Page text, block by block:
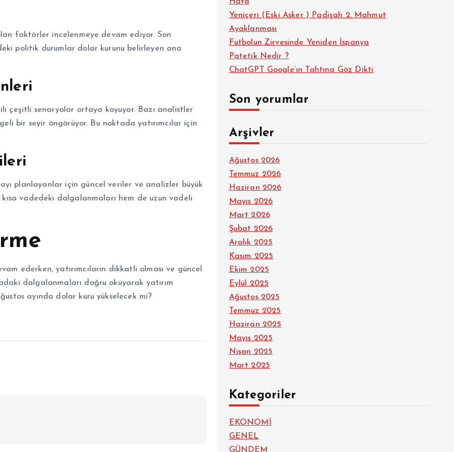
faktörler incelenmeye devam ediyor. Son
politik durumlar dolar kurunu belirleyen ana
çeşitli senaryolar ortaya koyuyor. Bazı analistler
bir seyir öngörüyor. Bu noktada yatırımcılar için
planlayanlar için güncel veriler ve analizler büyük
vadedeki dalgalanmaları hem de uzun vadeli
ederken, yatırımcıların dikkatli olması ve güncel
dalgalanmaları doğru okuyarak yatırım
ayında dolar kuru yükselecek mi?
Yeniçeri (Eski Asker ) Padişah 2. Mahmut
Ayaklanması
Futbolun Zirvesinde Yeniden İspanya
Patetik Nedir ?
ChatGPT Google’ın Tahtına Göz Dikti
Son yorumlar
Arşivler
Ağustos 2026
Temmuz 2026
Haziran 2026
Mayıs 2026
Mart 2026
Şubat 2026
Aralık 2025
Kasım 2025
Ekim 2025
Eylül 2025
Ağustos 2025
Temmuz 2025
Haziran 2025
Mayıs 2025
Nisan 2025
Mart 2025
Kategoriler
EKONOMİ
GENEL
GÜNDEM